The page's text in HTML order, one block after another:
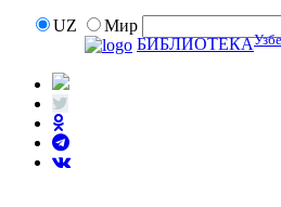
UZ
Мир
БИБЛИОТЕКА